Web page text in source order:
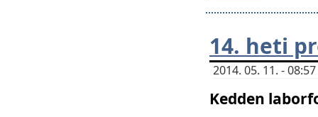
14. heti
2014. 05. 11. -
Kedden